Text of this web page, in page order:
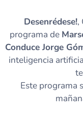
Desenrédese!,
programa de
Conduce Jorge
inteligencia
Este programa